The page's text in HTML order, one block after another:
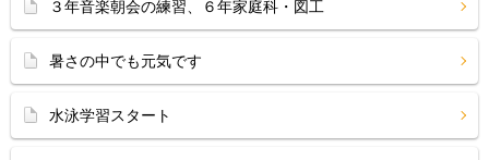
３年音楽朝会の練習、６年家庭科・図工
暑さの中でも元気です
水泳学習スタート